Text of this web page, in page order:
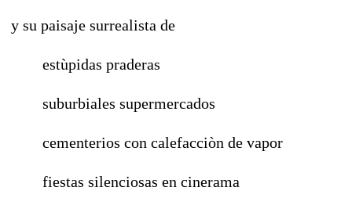
y su paisaje surrealista de
estùpidas praderas
suburbiales supermercados
cementerios con calefacciòn de vapor
fiestas silenciosas en cinerama